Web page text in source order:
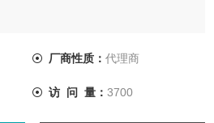
厂商性质： 代理商
访 问 量： 3700